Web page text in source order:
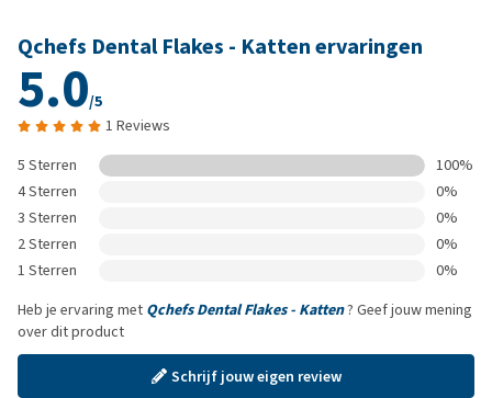
Qchefs Dental Flakes - Katten ervaringen
5.0/5
1 Reviews
5 Sterren
100%
4 Sterren
0%
3 Sterren
0%
2 Sterren
0%
1 Sterren
0%
Heb je ervaring met Qchefs Dental Flakes - Katten? Geef jouw mening
over dit product
Schrijf jouw eigen review